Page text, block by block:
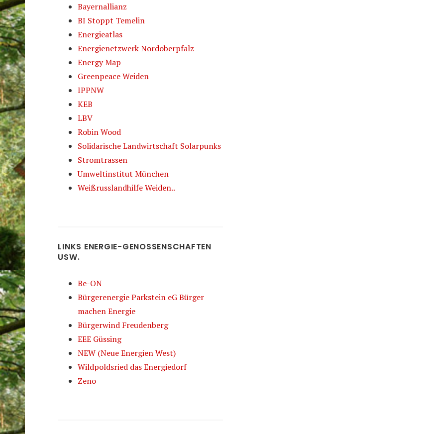
Bayernallianz
BI Stoppt Temelin
Energieatlas
Energienetzwerk Nordoberpfalz
Energy Map
Greenpeace Weiden
IPPNW
KEB
LBV
Robin Wood
Solidarische Landwirtschaft Solarpunks
Stromtrassen
Umweltinstitut München
Weißrusslandhilfe Weiden..
LINKS ENERGIE-GENOSSENSCHAFTEN
USW.
Be-ON
Bürgerenergie Parkstein eG Bürger
machen Energie
Bürgerwind Freudenberg
EEE Güssing
NEW (Neue Energien West)
Wildpoldsried das Energiedorf
Zeno